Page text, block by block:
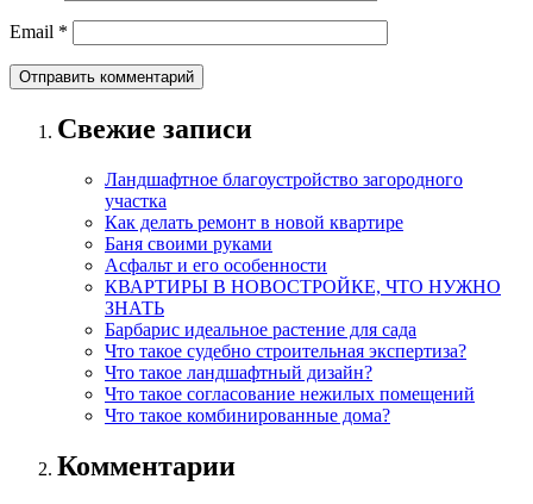
Email *
Свежие записи
Ландшафтное благоустройство загородного
участка
Как делать ремонт в новой квартире
Баня своими руками
Асфальт и его особенности
КВАРТИРЫ В НОВОСТРОЙКЕ, ЧТО НУЖНО
ЗНАТЬ
Барбарис идеальное растение для сада
Что такое судебно строительная экспертиза?
Что такое ландшафтный дизайн?
Что такое согласование нежилых помещений
Что такое комбинированные дома?
Комментарии